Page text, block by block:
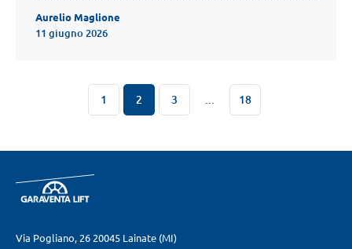
Aurelio Maglione
11 giugno 2026
1 2 3 ... 18
Via Pogliano, 26 20045 Lainate (MI)